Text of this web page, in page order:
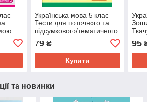
Українська мова 5 клас
Тести для поточного та
підсумкового/тематичного
оцінювання за модельною
програмою Голуб Н.Б.
Онатій А.
79₴
Купити
95
та новинки